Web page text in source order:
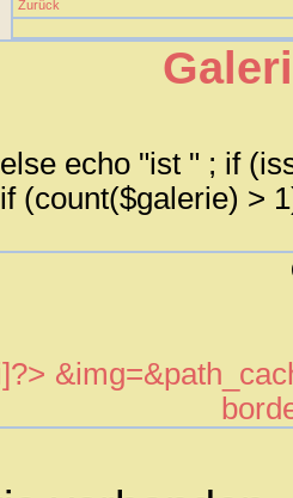
Zurück
echo "ist " ; if
(count($galerie) >
&img=